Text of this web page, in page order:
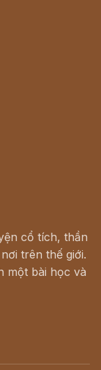
cổ tích, thần
trên thế giới.
một bài học và